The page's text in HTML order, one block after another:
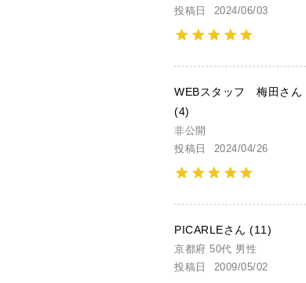
投稿日
2024/06/03
WEBスタッフ 梅田
4
非公開
投稿日
2024/04/26
PICARLE 11
京都府 50代 男性
投稿日
2009/05/02